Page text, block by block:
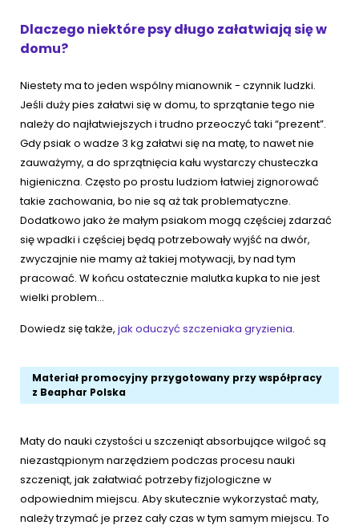
Dlaczego niektóre psy długo załatwiają się w
domu?
Niestety ma to jeden wspólny mianownik - czynnik ludzki.
Jeśli duży pies załatwi się w domu, to sprzątanie tego nie
należy do najłatwiejszych i trudno przeoczyć taki “prezent”.
Gdy psiak o wadze 3 kg załatwi się na matę, to nawet nie
zauważymy, a do sprzątnięcia kału wystarczy chusteczka
higieniczna. Często po prostu ludziom łatwiej zignorować
takie zachowania, bo nie są aż tak problematyczne.
Dodatkowo jako że małym psiakom mogą częściej zdarzać
się wpadki i częściej będą potrzebowały wyjść na dwór,
zwyczajnie nie mamy aż takiej motywacji, by nad tym
pracować. W końcu ostatecznie malutka kupka to nie jest
wielki problem…
Dowiedz się także, jak oduczyć szczeniaka gryzienia.
Materiał promocyjny przygotowany przy współpracy
z Beaphar Polska
Maty do nauki czystości u szczeniąt absorbujące wilgoć są
niezastąpionym narzędziem podczas procesu nauki
szczeniąt, jak załatwiać potrzeby fizjologiczne w
odpowiednim miejscu. Aby skutecznie wykorzystać maty,
należy trzymać je przez cały czas w tym samym miejscu. To